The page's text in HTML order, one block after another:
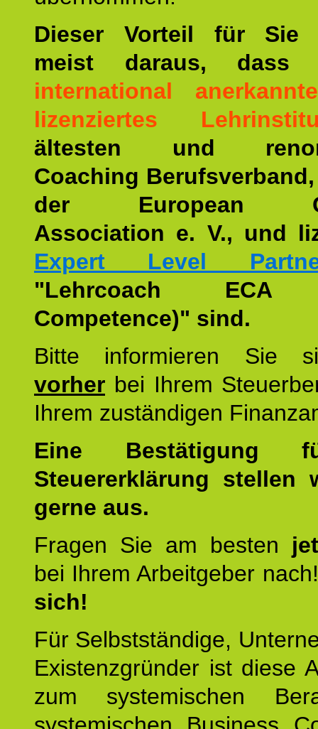
Dieser Vorteil für Sie
meist daraus,
international
lizenziertes
ältesten und
Coaching
der European
Association e. V., und
Expert Level
"Lehrcoach ECA
Competence)" sind.
Bitte informieren Sie
vorher bei Ihrem
Ihrem zuständigen
Eine Bestätigung
Steuererklärung stellen
gerne aus.
Fragen Sie am besten
bei Ihrem Arbeitgeber
sich!
Für Selbstständige,
Existenzgründer ist diese
zum systemischen